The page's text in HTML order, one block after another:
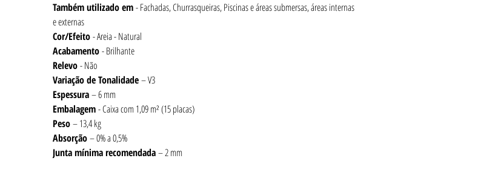
Também utilizado em - Fachadas, Churrasqueiras, Piscinas e áreas submersas, áreas internas
e externas
Cor/Efeito - Areia - Natural
Acabamento - Brilhante
Relevo - Não
Variação de Tonalidade – V3
Espessura – 6 mm
Embalagem - Caixa com 1,09 m² (15 placas)
Peso – 13,4 kg
Absorção – 0% a 0,5%
Juntamínima recomendada – 2 mm